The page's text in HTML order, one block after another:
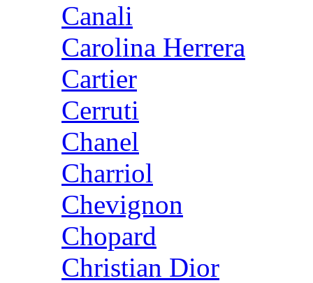
Canali
Carolina Herrera
Cartier
Cerruti
Chanel
Charriol
Chevignon
Chopard
Christian Dior